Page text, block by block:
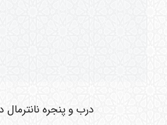
درب و پنجره نانترمال